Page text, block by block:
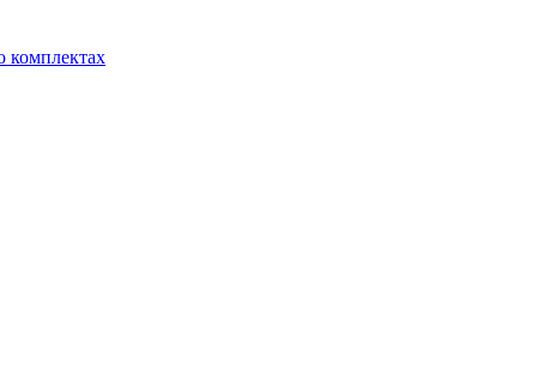
комплектах